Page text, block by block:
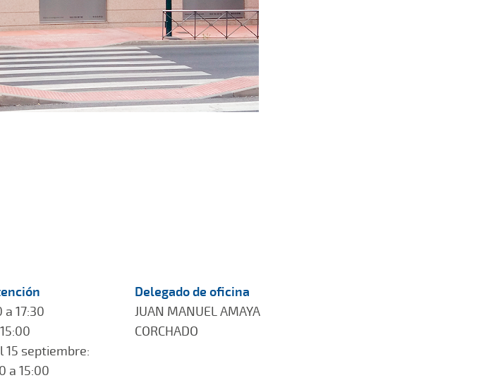
a 17:30
15 septiembre:
a 15:00
Delegado de oficina
JUAN MANUEL AMAYA
CORCHADO